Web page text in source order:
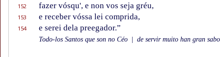
152 fazer vósqu', e non vos seja gréu,
153 e receber vóssa lei comprida,
154 e serei dela preegador.”
Todo-los Santos que son no Céo de servir muito han gran